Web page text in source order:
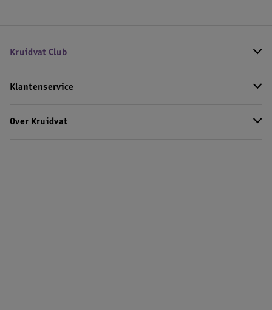
Kruidvat Club
Klantenservice
Over Kruidvat